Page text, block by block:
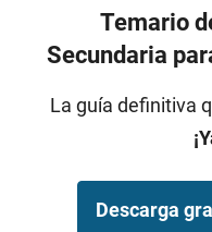
Temario
Secundaria
La guía definitiva
Descarga